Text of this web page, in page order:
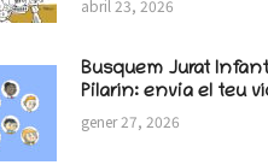
abril 23, 2026
Busquem Jurat
Pilarín: envia el teu
gener 27, 2026